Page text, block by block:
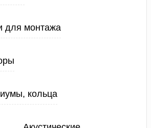
для монтажа
кольца